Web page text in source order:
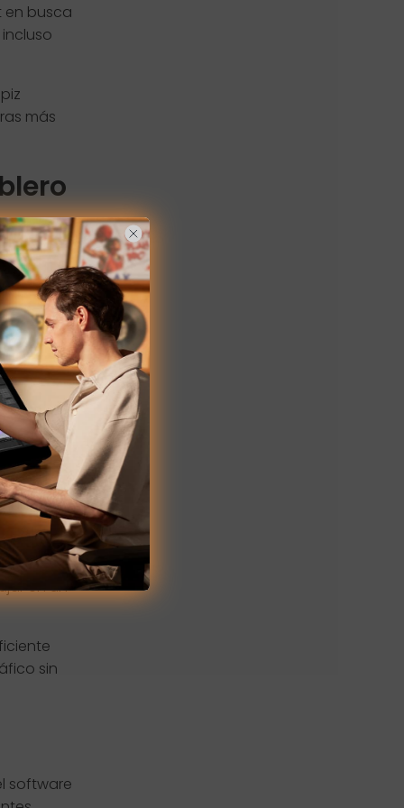
en busca
más
tablero
táctil,
en un
sin
software